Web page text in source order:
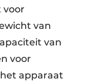
voor
van
van
voor
apparaat